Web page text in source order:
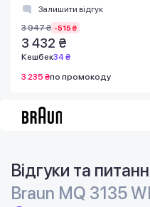
Залишити відгук
3 947 ₴ -515 ₴
3 432 ₴
Кешбек34 ₴
3 235 ₴по промокоду
Відгуки та
Braun MQ 3135